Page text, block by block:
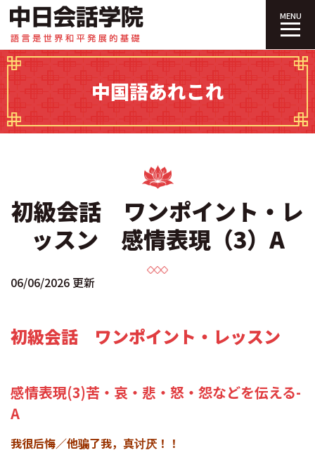
中日会話学院
MENU
中国語あれこれ
初級会話 ワンポイント・レ
ッスン 感情表現（3）A
06/06/2026 更新
初級会話 ワンポイント・レッスン
感情表現(3)苦・哀・悲・怒・怨などを伝える-
A
我很后悔／他骗了我，真讨厌！！